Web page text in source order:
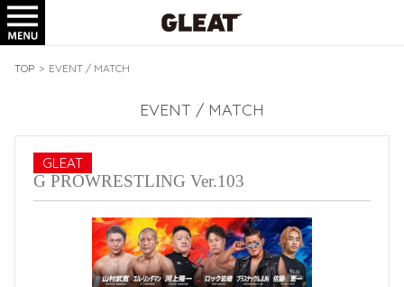
TOP > EVENT / MATCH
EVENT / MATCH
GLEAT
G PROWRESTLING Ver.103